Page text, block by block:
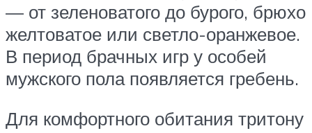
— от зеленоватого до бурого, брюхо
желтоватое или светло-оранжевое.
В период брачных игр у особей
мужского пола появляется гребень.
Для комфортного обитания тритону